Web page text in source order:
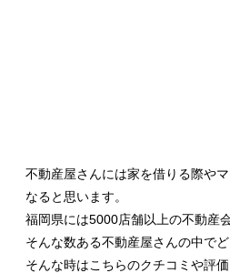
不動産屋さんには家を借りる際や
なると思います。
福岡県には5000店舗以上の不動産
そんな数ある不動産屋さんの中で
そんな時はこちらのクチコミや評